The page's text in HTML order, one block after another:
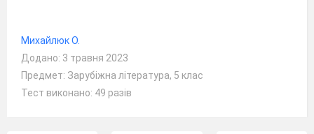
Михайлюк О.
Додано: 3 травня 2023
Предмет: Зарубіжна література, 5 клас
Тест виконано: 49 разів